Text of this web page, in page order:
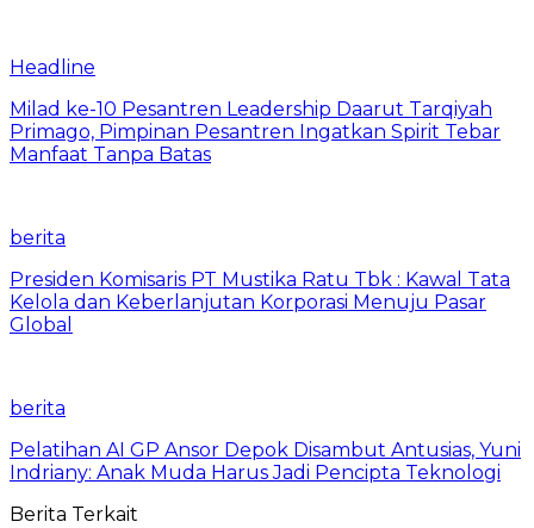
Headline
Milad ke-10 Pesantren Leadership Daarut Tarqiyah
Primago, Pimpinan Pesantren Ingatkan Spirit Tebar
Manfaat Tanpa Batas
berita
Presiden Komisaris PT Mustika Ratu Tbk : Kawal Tata
Kelola dan Keberlanjutan Korporasi Menuju Pasar
Global
berita
Pelatihan AI GP Ansor Depok Disambut Antusias, Yuni
Indriany: Anak Muda Harus Jadi Pencipta Teknologi
Berita Terkait